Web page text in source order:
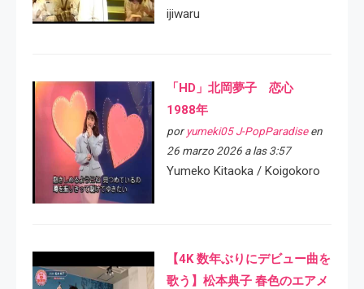
ijiwaru
「HD」北岡夢子 恋心
1988年
por yumeki05 J-PopParadiseen
26 marzo 2026 a las 3:57
Yumeko Kitaoka / Koigokoro
【4K 数年ぶりにデビュー曲を
歌う】松本典子 春色のエアメ